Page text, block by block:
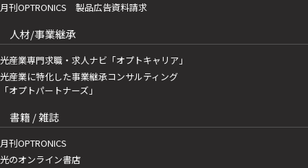
月刊OPTRONICS 製品広告資料請求
人材/事業継承
光産業専門求職・求人ナビ「オプトキャリア」
光産業に特化した事業継承コンサルティング
「オプトパートナーズ」
書籍 / 雑誌
月刊OPTRONICS
光のオンライン書店